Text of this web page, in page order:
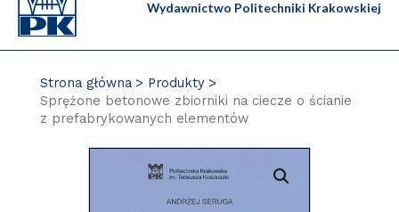
Wydawnictwo Politechniki Krakowskiej
Strona główna
Produkty
Sprężone betonowe zbiorniki na ciecze o ścianie
z prefabrykowanych elementów